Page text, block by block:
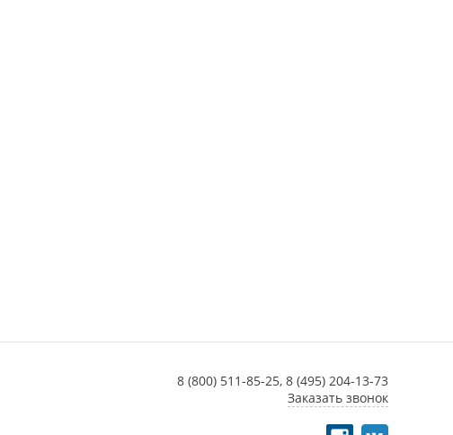
8 (800) 511-85-25, 8 (495) 204-13-73
Заказать звонок